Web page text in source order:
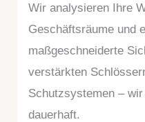
Wir analysieren Ihre
Geschäftsräume und
maßgeschneiderte
verstärkten
Schutzsystemen –
dauerhaft.